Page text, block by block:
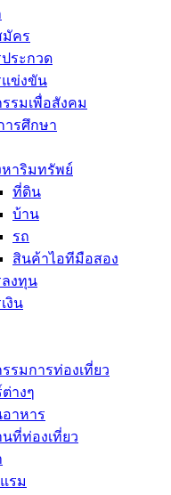
มัคร
ระกวด
แข่งขัน
รมเพื่อสังคม
ารศึกษา
หาริมทรัพย์
ที่ดิน
บ้าน
รถ
สินค้าไอทีมือสอง
ลงทุน
งิน
รมการท่องเที่ยว
างๆ
อาหาร
ที่ท่องเที่ยว
รม